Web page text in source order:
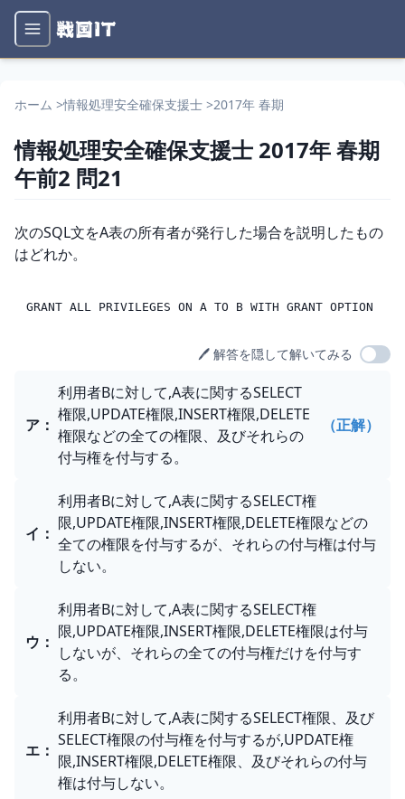
ホーム >情報処理安全確保支援士 >2017年 春期
情報処理安全確保支援士 2017年 春期
午前2 問21
問題文
次のSQL文をA表の所有者が発行した場合を説明したもの
はどれか。
🖊️ 解答を隠して解いてみる
選択肢
ア ：
利用者Bに対して,A表に関するSELECT
権限,UPDATE権限,INSERT権限,DELETE
権限などの全ての権限、及びそれらの
付与権を付与する。
（正解）
イ ：
利用者Bに対して,A表に関するSELECT権
限,UPDATE権限,INSERT権限,DELETE権限などの
全ての権限を付与するが、それらの付与権は付与
しない。
ウ ：
利用者Bに対して,A表に関するSELECT権
限,UPDATE権限,INSERT権限,DELETE権限は付与
しないが、それらの全ての付与権だけを付与す
る。
エ ：
利用者Bに対して,A表に関するSELECT権限、及び
SELECT権限の付与権を付与するが,UPDATE権
限,INSERT権限,DELETE権限、及びそれらの付与
権は付与しない。